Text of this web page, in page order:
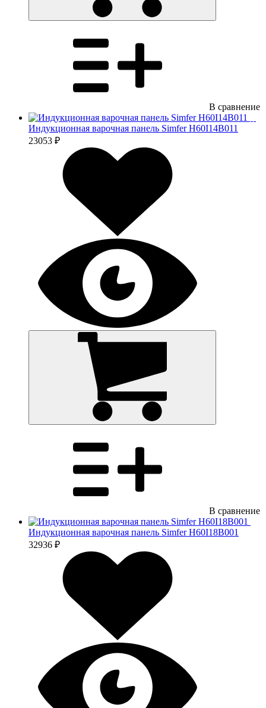
В сравнение
Индукционная варочная панель Simfer H60I14B011
23053 ₽
В сравнение
Индукционная варочная панель Simfer H60I18B001
32936 ₽